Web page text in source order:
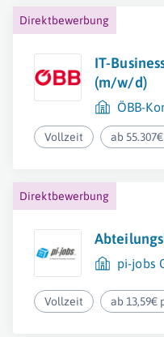
Direktbewerbung
IT-
(m/w/d)
ÖBB-
Vollzeit ab
Direktbewerbung
pi-jobs
Vollzeit ab 13,59€